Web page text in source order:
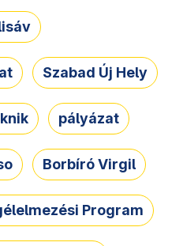
Szabad Új Hely
pályázat
Borbíró Virgil
Program